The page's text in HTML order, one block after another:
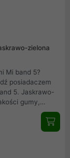
zielona
Mi band 5?
posiadaczem
5. Jaskrawo-
gumy,